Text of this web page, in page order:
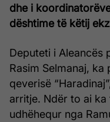
dhe i
dështime të këtij
Deputeti i Aleancës
Rasim Selmanaj,
qeverisë
arritje. Ndër to ai ka
udhëhequr nga